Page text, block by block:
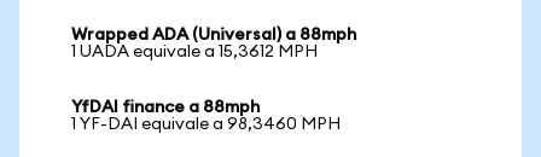
Wrapped ADA (Universal) a 88mph
1 UADA equivale a 15,3612 MPH
YfDAI finance a 88mph
1 YF-DAI equivale a 98,3460 MPH